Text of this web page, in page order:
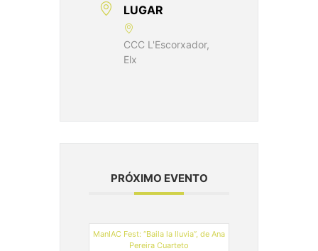
LUGAR
CCC L'Escorxador,
Elx
PRÓXIMO EVENTO
ManIAC Fest: “Baila la lluvia”, de Ana
Pereira Cuarteto